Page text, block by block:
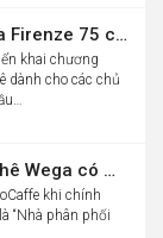
Combo Wega Lunna A1 Group và Eureka Firenze 75 chỉ 61,9 triệu
khai chương
dành cho các chủ
ProCaffe- Nhà phân phối máy pha cà phê Wega có mức tăng trưởng cao nhất thế giới
khi chính
“Nhà phân phối